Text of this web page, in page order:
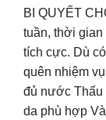
BI QUYẾT
tuần, thời gian
tích cực. Dù
quên nhiệm
đủ nước Thấu
da phù hợp